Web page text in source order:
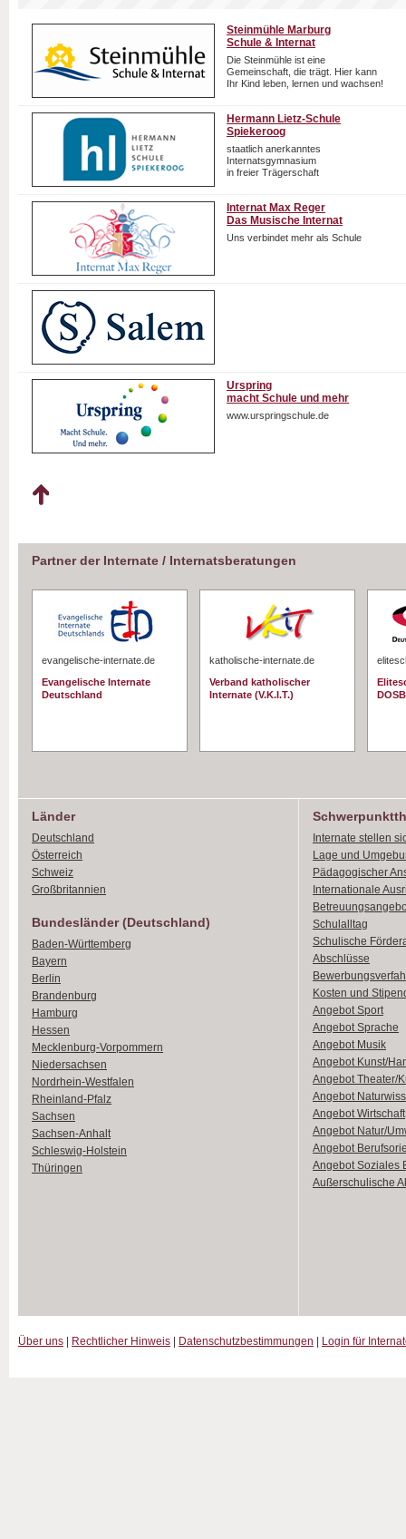
Steinmühle Marburg
Schule & Internat
Die Steinmühle ist eine
Gemeinschaft, die trägt. Hier kann
Ihr Kind leben, lernen und wachsen!
Hermann Lietz-Schule
Spiekeroog
staatlich anerkanntes
Internatsgymnasium
in freier Trägerschaft
Internat Max Reger
Das Musische Internat
Uns verbindet mehr als Schule
Urspring
macht Schule und mehr
www.urspringschule.de
Partner der Internate / Internatsberatungen
evangelische-internate.de
Evangelische Internate
Deutschland
katholische-internate.de
Verband katholischer
Internate (V.K.I.T.)
DOSB
Länder
Deutschland
Österreich
Schweiz
Großbritannien
Bundesländer (Deutschland)
Baden-Württemberg
Bayern
Berlin
Brandenburg
Hamburg
Hessen
Mecklenburg-Vorpommern
Niedersachsen
Nordrhein-Westfalen
Rheinland-Pfalz
Sachsen
Sachsen-Anhalt
Schleswig-Holstein
Thüringen
Internate stellen
Lage und
Pädagogischer
Internationale
Schulalltag
Schulische
Abschlüsse
Kosten und
Angebot Sport
Angebot Sprache
Angebot Musik
Angebot Kunst/
Angebot Theater/
Angebot
Angebot Wirtschaft
Angebot Natur/
Angebot
Angebot Soziales
Außerschulische
Über uns Rechtlicher Hinweis Datenschutzbestimmungen Login für